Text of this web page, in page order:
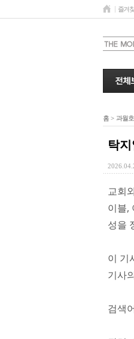
즐겨
홈 > 과월호
탁
교회
이블,
성을
이 기
기사
검색